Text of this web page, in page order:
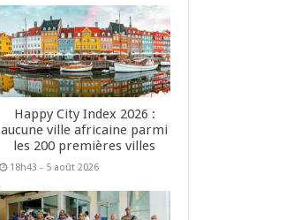
Happy City Index 2026 :
aucune ville africaine parmi
les 200 premières villes
18h43 - 5 août 2026